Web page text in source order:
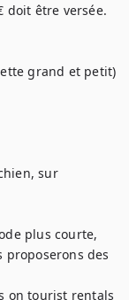
doit être versée.
grand et petit)
sur
plus courte,
proposerons des
on tourist rentals